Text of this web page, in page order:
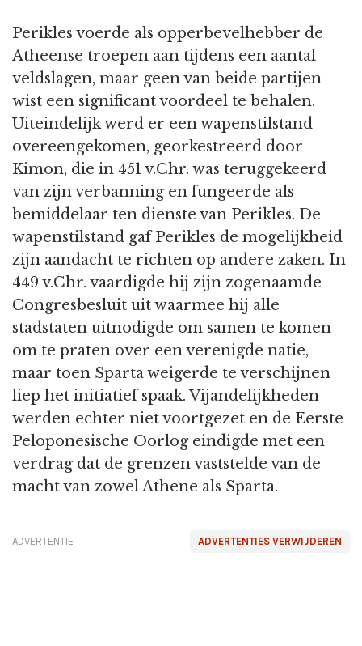
Perikles voerde als opperbevelhebber de
Atheense troepen aan tijdens een aantal
veldslagen, maar geen van beide partijen
wist een significant voordeel te behalen.
Uiteindelijk werd er een wapenstilstand
overeengekomen, georkestreerd door
Kimon, die in 451 v.Chr. was teruggekeerd
van zijn verbanning en fungeerde als
bemiddelaar ten dienste van Perikles. De
wapenstilstand gaf Perikles de mogelijkheid
zijn aandacht te richten op andere zaken. In
449 v.Chr. vaardigde hij zijn zogenaamde
Congresbesluit uit waarmee hij alle
stadstaten uitnodigde om samen te komen
om te praten over een verenigde natie,
maar toen Sparta weigerde te verschijnen
liep het initiatief spaak. Vijandelijkheden
werden echter niet voortgezet en de Eerste
Peloponesische Oorlog eindigde met een
verdrag dat de grenzen vaststelde van de
macht van zowel Athene als Sparta.
ADVERTENTIES VERWIJDEREN
ADVERTENTIE